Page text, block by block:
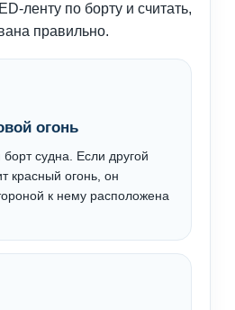
ленту по борту и считать,
правильно.
огонь
судна. Если другой
красный огонь, он
к нему расположена